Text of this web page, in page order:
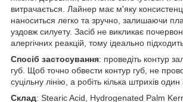
витрачається. Лайнер має м'яку
наноситься легко та зручно, залишаючи
уздовж силуету. Засіб не викликає
алергічних реакцій, тому ідеально
Спосіб застосування: проведіть контур
губ. Щоб точно обвести контур губ, не
суцільну лінію, а робіть кілька штрихів
Склад: Stearic Acid, Hydrogenated Palm